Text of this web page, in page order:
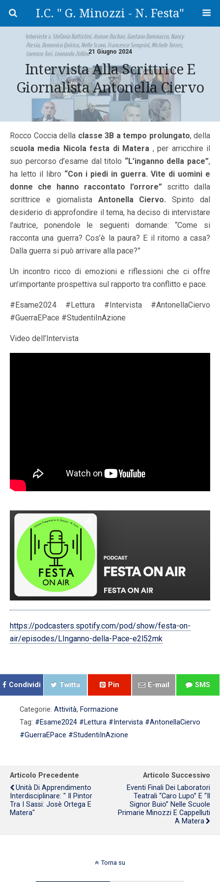
I.C. " G. Minozzi - N. Festa"
21 Giugno 2024
Intervista Alla Scrittrice E
Giornalista Antonella Ciervo
Rocco Coccia della classe 3B a tempo prolungato, della
scuola media Nicola festa di Matera , per arricchire il
suo percorso d’esame dal titolo “L’inganno della pace”,
ha letto il libro “Con i piedi in guerra. Vite di uomini e
donne che hanno raccontato l’orrore” scritto dalla
scrittrice e giornalista Antonella Ciervo. Spinto dal
desiderio di approfondire il tema, ha deciso di intervistare
l’autrice, ponendole le seguenti domande: “Come si
racconta una guerra? Cos’è la paura? E il ritorno a casa?
Dalla guerra si può arrivare alla pace?”
Un incontro ricco di emozioni e riflessioni che ci offre
un’importante prospettiva sul rapporto tra conflitto e pace.
#Esame2024 #Lettura #Intervista #AntonellaCiervo
#GuerraEPace #StudentiInAzione
Video dell’Intervista
https://podcasters.spotify.com/pod/show/festa-on-
air/episodes/LInganno-della-Pace-e2l52mk
Condividi Twitta Pin E-mail SMS
Categorie: Attività, Formazione
Tag: #Esame2024 #Lettura #Intervista #AntonellaCiervo
#GuerraEPace #StudentiInAzione
Articolo Precedente
Unità Di Apprendimento
Interdisciplinare: " Il Pintor
Tra I Sassi: Josè Ortega E
Matera"
Articolo Successivo
Eventi Finali Dei Laboratori
Teatrali “Caro Lupo” E “Il
Signor Buio” Nelle Scuole
Primarie Minozzi E Cappelluti
A Matera
Torna su